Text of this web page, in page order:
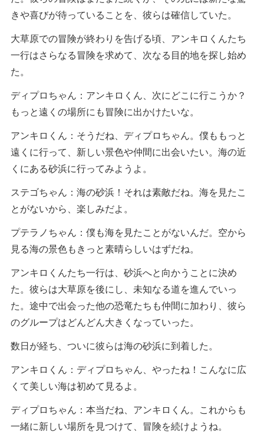
きや喜びが待っていることを、彼らは確信していた。
大草原での冒険が終わりを告げる頃、アンキロくんたち
一行はさらなる冒険を求めて、次なる目的地を探し始め
た。
ディプロちゃん：アンキロくん、次にどこに行こうか？
もっと遠くの場所にも冒険に出かけたいな。
アンキロくん：そうだね、ディプロちゃん。僕ももっと
遠くに行って、新しい景色や仲間に出会いたい。海の近
くにある砂浜に行ってみようよ。
ステゴちゃん：海の砂浜！それは素敵だね。海を見たこ
とがないから、楽しみだよ。
プテラノちゃん：僕も海を見たことがないんだ。空から
見る海の景色もきっと素晴らしいはずだね。
アンキロくんたち一行は、砂浜へと向かうことに決め
た。彼らは大草原を後にし、未知なる道を進んでいっ
た。途中で出会った他の恐竜たちも仲間に加わり、彼ら
のグループはどんどん大きくなっていった。
数日が経ち、ついに彼らは海の砂浜に到着した。
アンキロくん：ディプロちゃん、やったね！こんなに広
くて美しい海は初めて見るよ。
ディプロちゃん：本当だね、アンキロくん。これからも
一緒に新しい場所を見つけて、冒険を続けようね。